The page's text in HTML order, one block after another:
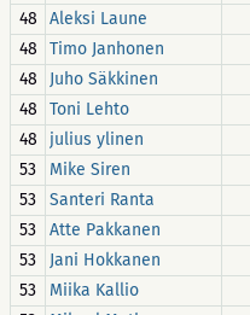
48
Aleksi Laune
48
Timo Janhonen
48
Juho Säkkinen
48
Toni Lehto
48
julius ylinen
53
Mike Siren
53
Santeri Ranta
53
Atte Pakkanen
53
Jani Hokkanen
53
Miika Kallio